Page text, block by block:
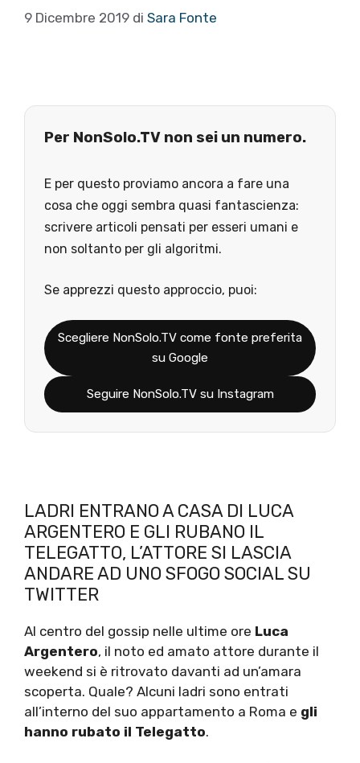
9 Dicembre 2019 di Sara Fonte
Per NonSolo.TV non sei un numero.
E per questo proviamo ancora a fare una
cosa che oggi sembra quasi fantascienza:
scrivere articoli pensati per esseri umani e
non soltanto per gli algoritmi.
Se apprezzi questo approccio, puoi:
Scegliere NonSolo.TV come fonte preferita
su Google
Seguire NonSolo.TV su Instagram
LADRI ENTRANO A CASA DI LUCA
ARGENTERO E GLI RUBANO IL
TELEGATTO, L’ATTORE SI LASCIA
ANDARE AD UNO SFOGO SOCIAL SU
TWITTER
Al centro del gossip nelle ultime ore Luca
Argentero, il noto ed amato attore durante il
weekend si è ritrovato davanti ad un’amara
scoperta. Quale? Alcuni ladri sono entrati
all’interno del suo appartamento a Roma e gli
hanno rubato il Telegatto.